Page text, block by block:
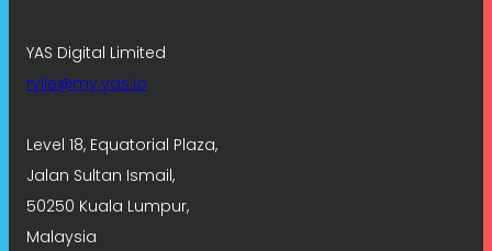
YAS Digital Limited
rylie@my.yas.io
Level 18, Equatorial Plaza,
Jalan Sultan Ismail,
50250 Kuala Lumpur,
Malaysia